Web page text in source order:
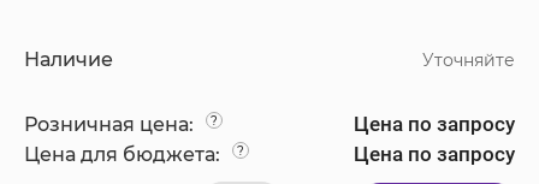
Наличие Уточняйте
Розничная цена: ? Цена по запросу
Цена для бюджета: ? Цена по запросу